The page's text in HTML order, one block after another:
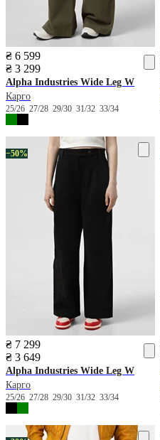
₴ 6 599
₴ 3 299
Alpha Industries Wide Leg W
Карго
25/26 27/28 29/30 31/32 33/34
−50%
₴ 7 299
₴ 3 649
Alpha Industries Wide Leg W
Карго
25/26 27/28 29/30 31/32 33/34